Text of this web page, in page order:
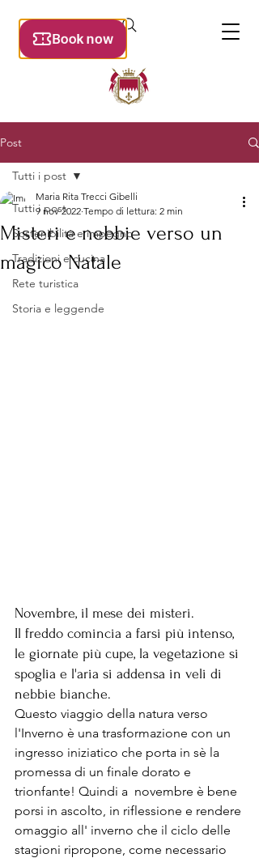
Post
Tutti i post
Sostenibilità e impegno
Tradizioni e cucina
Rete turistica
Storia e leggende
Tutti i post
Misteri e nebbie verso un
magico Natale
Maria Rita Trecci Gibelli
9 nov 2022 Tempo di lettura: 2 min
Novembre, il mese dei misteri.
Il freddo comincia a farsi più intenso,
le giornate più cupe, la vegetazione si
spoglia e l'aria si addensa in veli di
nebbie bianche.
Questo viaggio della natura verso
l'Inverno è una trasformazione con un
ingresso iniziatico che porta in sè la
promessa di un finale dorato e
trionfante! Quindi a  novembre è bene
porsi in ascolto, in riflessione e rendere
omaggio all' inverno che il ciclo delle
stagioni ripropone, come necessario